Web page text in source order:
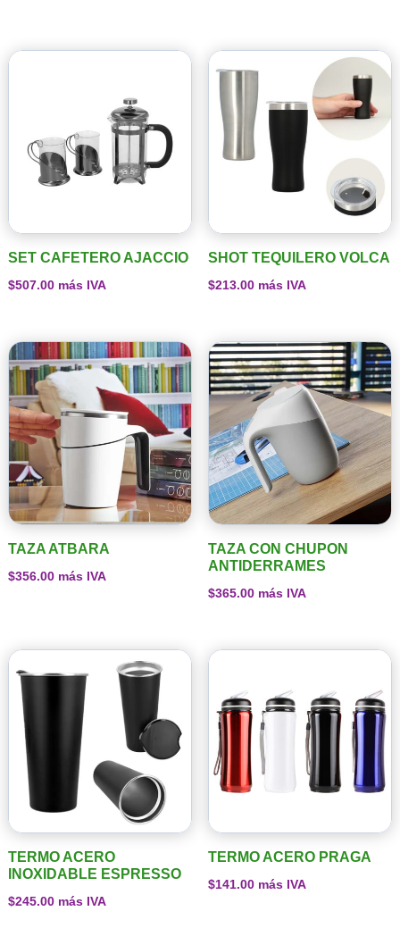
SET CAFETERO AJACCIO
$507.00más IVA
SHOT TEQUILERO VOLCA
$213.00más IVA
TAZA ATBARA
$356.00más IVA
TAZA CON CHUPON
ANTIDERRAMES
$365.00más IVA
TERMO ACERO
INOXIDABLE ESPRESSO
$245.00más IVA
TERMO ACERO PRAGA
$141.00más IVA